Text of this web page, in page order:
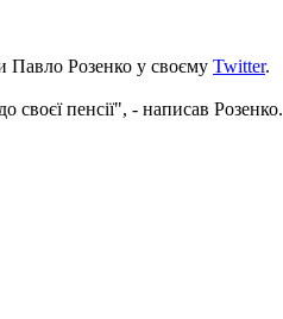
Павло Розенко у своєму Twitter.
своєї пенсії", - написав Розенко.